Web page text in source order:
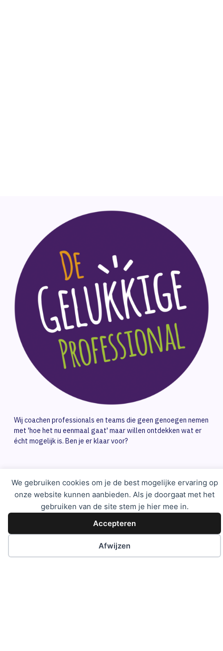
We gebruiken cookies om je de best mogelijke ervaring op
onze website kunnen aanbieden. Als je doorgaat met het
gebruiken van de site stem je hier mee in.
Accepteren
Afwijzen
Wij coachen professionals en teams die geen genoegen nemen
met 'hoe het nu eenmaal gaat' maar willen ontdekken wat er
écht mogelijk is. Ben je er klaar voor?
Ons kantoor
Parallelweg 14
5051 HG Goirle